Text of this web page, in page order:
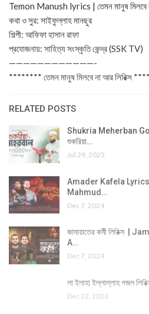
Temon Manush lyrics | তেমন মানুষ মিলবে
কথা ও সুর: সাইফুল্লাহ মানছুর
শিল্পী: আফিফা হাসান রাফা
প্রযোজনায়: সাহিত্য সংস্কৃতি কেন্দ্র (SSK TV)
————————————-
******** তেমন মানুষ মিলবে না আর লিরিক্স
RELATED POSTS
Shukria Meherban
শুকরিয়া…
Jul 29, 2025
Amader Kafela Lyrics |
Mahmud…
Dec 7, 2024
জামায়াতের কর্মী
A…
Dec 7, 2024
লা ইলাহা ইল্লাল্লাহ গজল
Dec 22, 2023